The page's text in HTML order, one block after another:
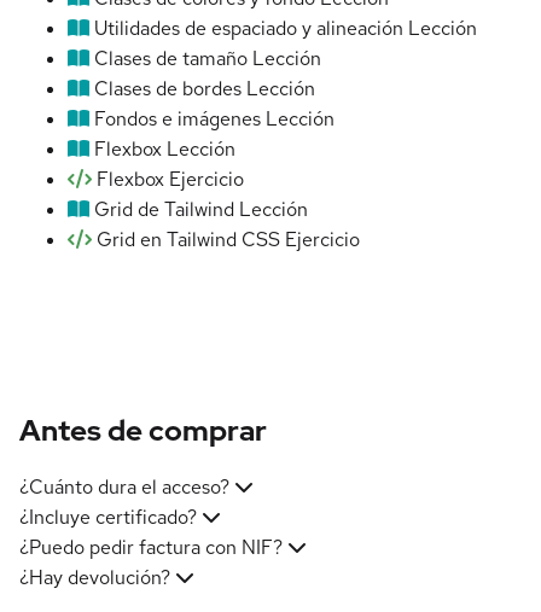
Utilidades de espaciado y alineación Lección
Clases de tamaño Lección
Clases de bordes Lección
Fondos e imágenes Lección
Flexbox Lección
Flexbox Ejercicio
Grid de Tailwind Lección
Grid en Tailwind CSS Ejercicio
Antes de comprar
¿Cuánto dura el acceso?
¿Incluye certificado?
¿Puedo pedir factura con NIF?
¿Hay devolución?